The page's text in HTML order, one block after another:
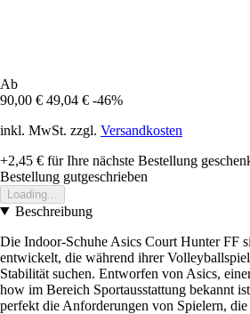
Ab
90,00 € 49,04 € -46%
inkl. MwSt. zzgl. Versandkosten
+2,45 € für Ihre nächste Bestellung
Bestellung gutgeschrieben
Loading...
Beschreibung
Die Indoor-Schuhe Asics Court Hunter FF
entwickelt, die während ihrer
Stabilität suchen. Entworfen von Asics,
how im Bereich Sportausstattung bekannt
perfekt die Anforderungen von Spielern,